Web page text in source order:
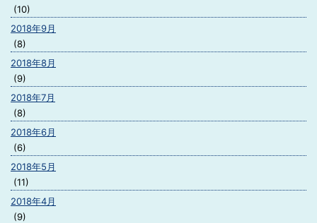
(10)
2018年9月
(8)
2018年8月
(9)
2018年7月
(8)
2018年6月
(6)
2018年5月
(11)
2018年4月
(9)